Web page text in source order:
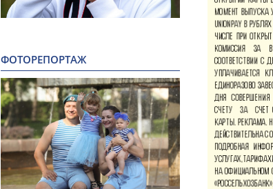
ФОТОРЕПОРТАЖ